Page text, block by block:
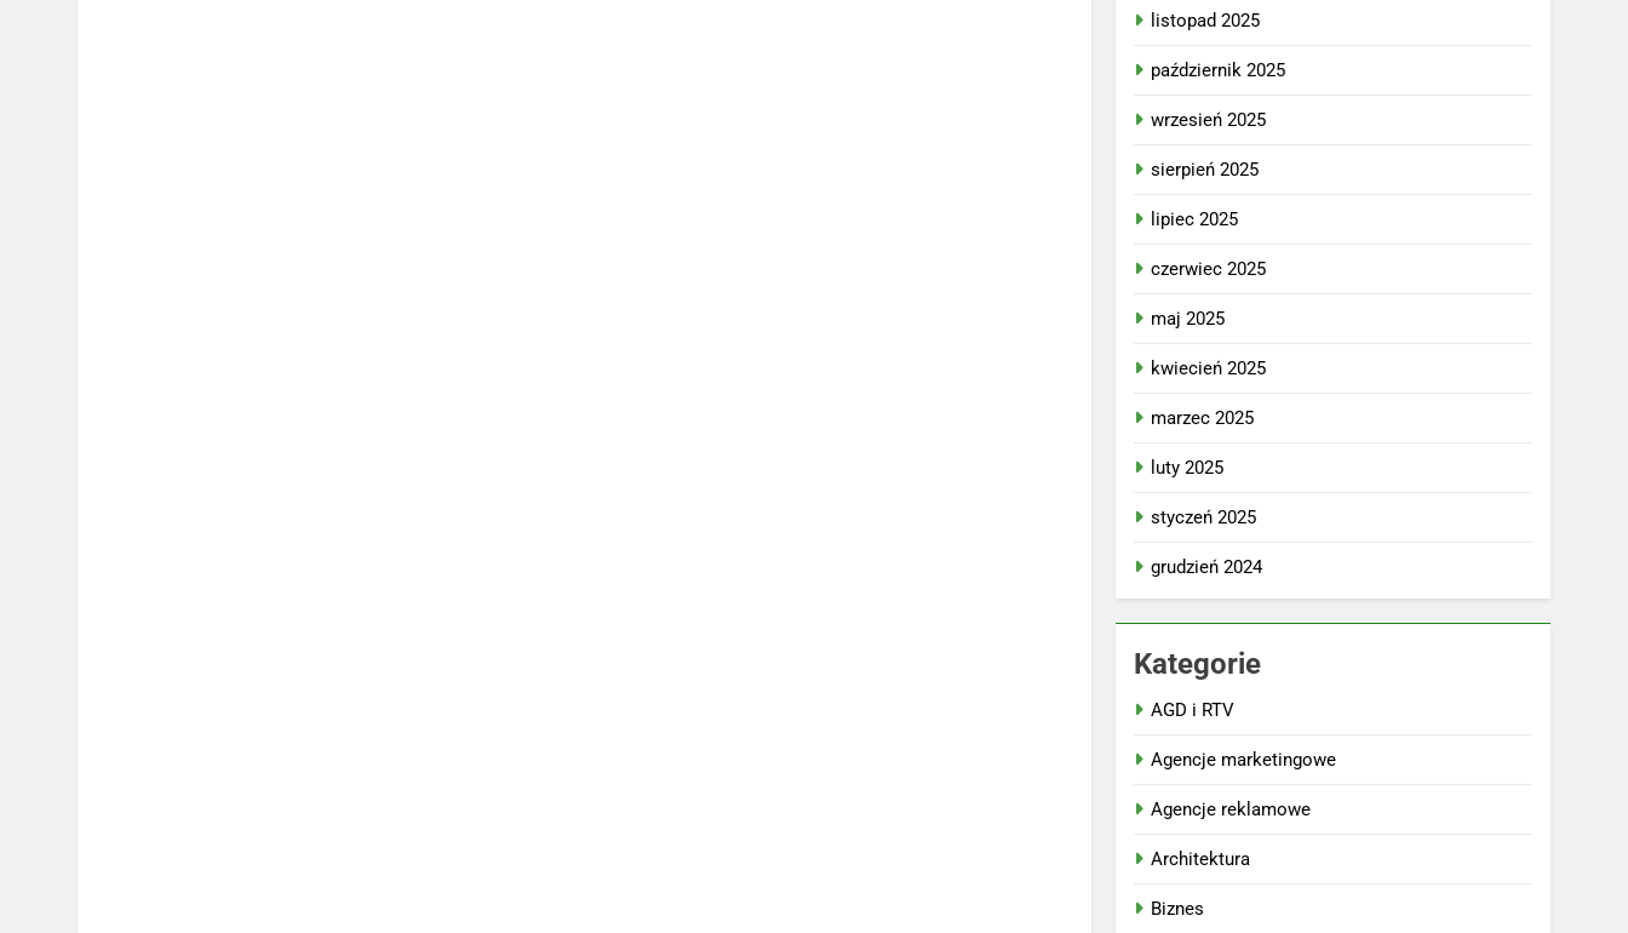
listopad 2025
październik 2025
wrzesień 2025
sierpień 2025
lipiec 2025
czerwiec 2025
maj 2025
kwiecień 2025
marzec 2025
luty 2025
styczeń 2025
grudzień 2024
Kategorie
AGD i RTV
Agencje marketingowe
Agencje reklamowe
Architektura
Biznes